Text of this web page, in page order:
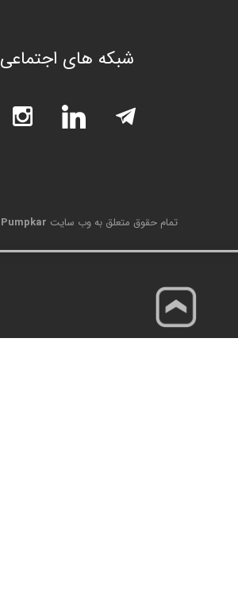
شبکه های اجتماعی
تمام حقوق متعلق به وب سایت Pumpkar